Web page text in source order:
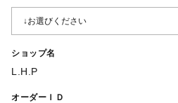
ショップ名
L.H.P
オーダーＩＤ